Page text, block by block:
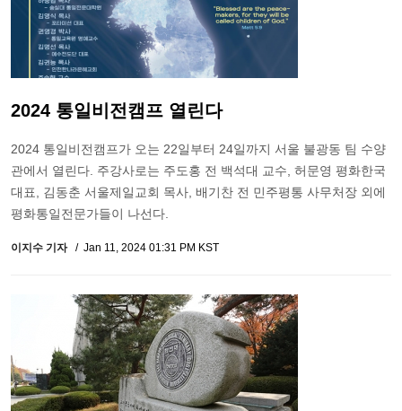
2024 통일비전캠프 열린다
2024 통일비전캠프가 오는 22일부터 24일까지 서울 불광동 팀 수양
관에서 열린다. 주강사로는 주도홍 전 백석대 교수, 허문영 평화한국
대표, 김동춘 서울제일교회 목사, 배기찬 전 민주평통 사무처장 외에
평화통일전문가들이 나선다.
이지수 기자 Jan 11, 2024 01:31 PM KST